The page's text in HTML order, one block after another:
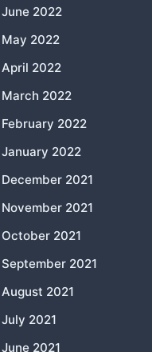
June 2022
May 2022
April 2022
March 2022
February 2022
January 2022
December 2021
November 2021
October 2021
September 2021
August 2021
July 2021
June 2021